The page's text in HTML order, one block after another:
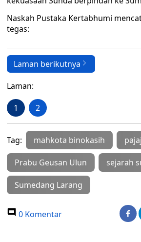
Naskah Pustaka Kertabhumi
tegas:
Laman berikutnya
Laman:
1 2
Tag: mahkota binokasih
Prabu Geusan Ulun sejarah
Sumedang Larang
0 Komentar